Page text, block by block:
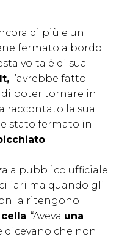
di più e un
fermato a bordo
volta è di sua
l’avrebbe fatto
di poter tornare in
raccontato la sua
stato fermato in
.
a pubblico ufficiale.
ma quando gli
la ritengono
. “Aveva una
che non